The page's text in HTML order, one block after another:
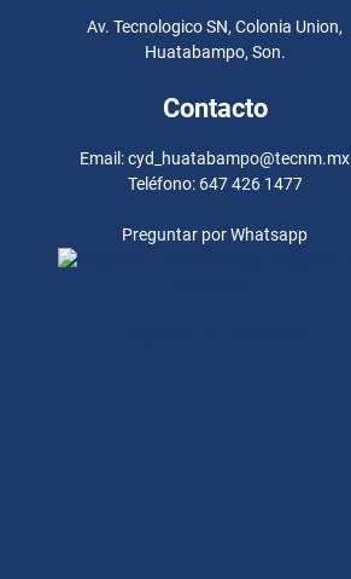
Av. Tecnologico SN, Colonia Union,
Huatabampo, Son.
Contacto
Email: cyd_huatabampo@tecnm.mx
Teléfono: 647 426 1477
Preguntar por Whatsapp